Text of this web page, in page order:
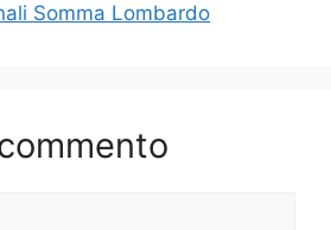
Somma Lombardo